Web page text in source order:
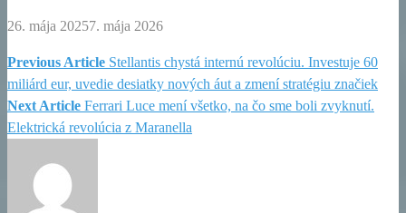
26. mája 20257. mája 2026
Navigácia
v
článku
Previous Article Stellantis chystá internú revolúciu. Investuje 60
miliárd eur, uvedie desiatky nových áut a zmení stratégiu značiek
Next Article Ferrari Luce mení všetko, na čo sme boli zvyknutí.
Elektrická revolúcia z Maranella